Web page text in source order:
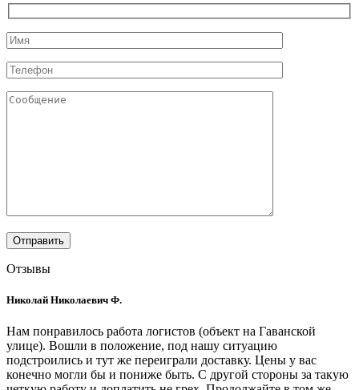
Отзывы
Николай Николаевич Ф.
Нам понравилось работа логистов (объект на Гаванской
улице). Вошли в положение, под нашу ситуацию
подстроились и тут же переиграли доставку. Цены у вас
конечно могли бы и пониже быть. С другой стороны за такую